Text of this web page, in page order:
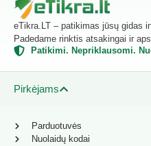
eTikra.LT – patikimas jūsų gidas
Padedame rinktis atsakingai ir
Patikimi. Nepriklausomi.
Pirkėjams
Parduotuvės
Nuolaidų kodai